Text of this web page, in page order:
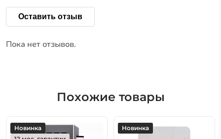
Оставить отзыв
Пока нет отзывов.
Похожие товары
Новинка
Новинка